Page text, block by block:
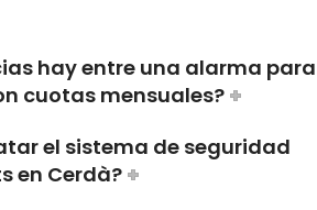
hay entre una alarma para
cuotas mensuales?
el sistema de seguridad
en Cerdà?